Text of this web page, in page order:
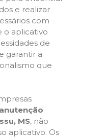
e realizar
com
o aplicativo
de
garantir a
que
MS, não
aplicativo. Os